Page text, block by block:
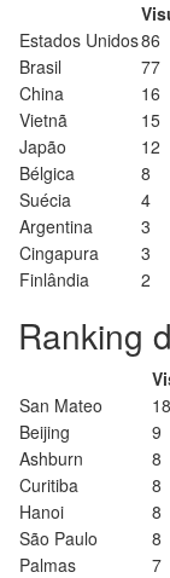
Estados Unidos86
Brasil
77
China
16
Vietnã
15
Japão
12
Bélgica
8
Suécia
4
Argentina
3
Cingapura
3
Finlândia
2
Ranking
San Mateo
18
Beijing
9
Ashburn
8
Curitiba
8
Hanoi
8
São Paulo
8
Palmas
7